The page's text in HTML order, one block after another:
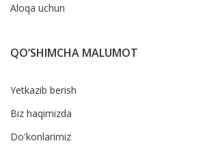
Aloqa uchun
QO‘SHIMCHA MALUMOT
Yetkazib berish
Biz haqimizda
Do'konlarimiz